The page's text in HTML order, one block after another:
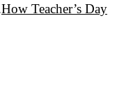
How Teacher’s Day